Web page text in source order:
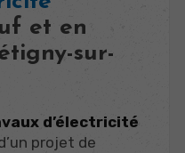
et en
sur-
d’électricité
projet de